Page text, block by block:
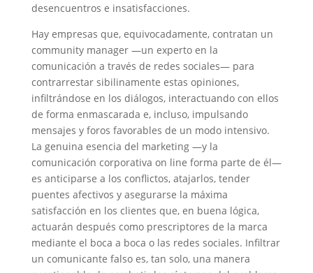
desencuentros e insatisfacciones.
Hay empresas que, equivocadamente, contratan un
community manager —un experto en la
comunicación a través de redes sociales— para
contrarrestar sibilinamente estas opiniones,
infiltrándose en los diálogos, interactuando con ellos
de forma enmascarada e, incluso, impulsando
mensajes y foros favorables de un modo intensivo.
La genuina esencia del marketing —y la
comunicación corporativa on line forma parte de él—
es anticiparse a los conflictos, atajarlos, tender
puentes afectivos y asegurarse la máxima
satisfacción en los clientes que, en buena lógica,
actuarán después como prescriptores de la marca
mediante el boca a boca o las redes sociales. Infiltrar
un comunicante falso es, tan solo, una manera